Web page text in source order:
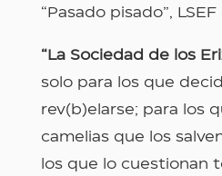
“Pasado pisado”,
“La Sociedad de los
solo para los que
rev(b)elarse; para los
camelias que los
los que lo cuestionan